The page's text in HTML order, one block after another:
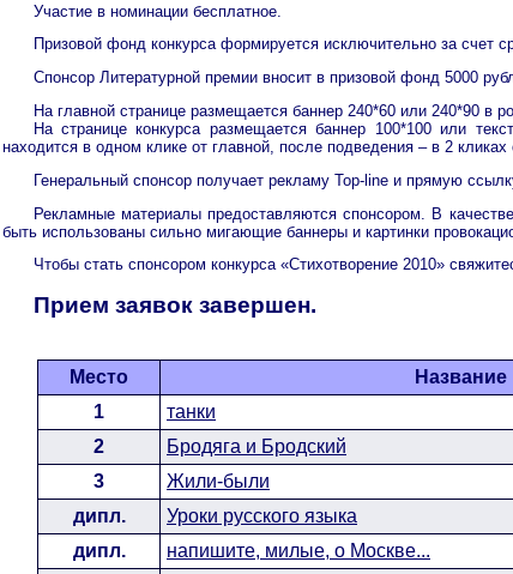
Участие в номинации бесплатное.
Призовой фонд конкурса формируется исключительно за счет
Спонсор Литературной премии вносит в призовой фонд 5000
На главной странице размещается баннер 240*60 или 240*90 в
На странице конкурса размещается баннер 100*100 или
находится в одном клике от главной, после подведения – в 2 кликах
Генеральный спонсор получает рекламу Top-line и прямую
Рекламные материалы предоставляются спонсором. В
быть использованы сильно мигающие баннеры и картинки
Чтобы стать спонсором конкурса «Стихотворение 2010»
Прием заявок завершен.
Место Название
1
танки
2
Бродяга и Бродский
3
Жили-были
дипл.
Уроки русского языка
дипл.
напишите, милые, о Москве...